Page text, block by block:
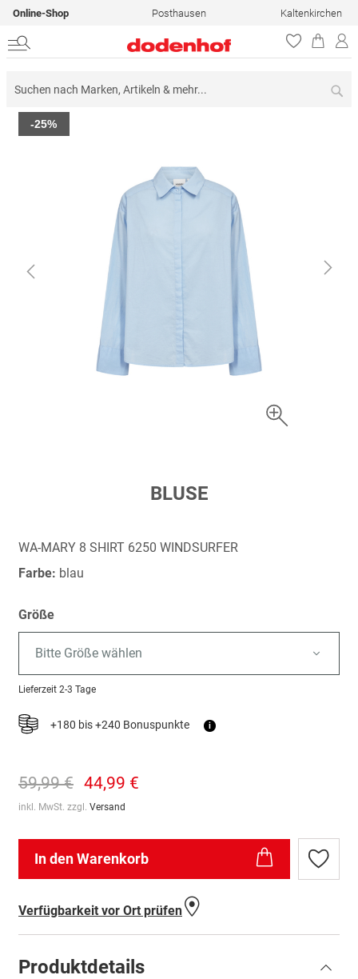
Online-Shop Posthausen Kaltenkirchen
Zum
Ende
-25%
springen
BLUSE
WA-MARY 8 SHIRT 6250 WINDSURFER
Farbe: blau
Größe
Bitte Größe wählen
Lieferzeit 2-3 Tage
+180 bis +240 Bonuspunkte i
59,99 € 44,99 €
inkl. MwSt. zzgl. Versand
In den Warenkorb
Zur
Verfügbarkeit vor Ort prüfen
Produktdetails